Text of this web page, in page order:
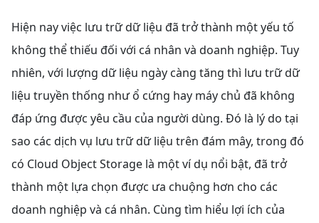
Hiện nay việc lưu trữ dữ liệu đã trở thành một yếu tố
không thể thiếu đối với cá nhân và doanh nghiệp. Tuy
nhiên, với lượng dữ liệu ngày càng tăng thì lưu trữ dữ
liệu truyền thống như ổ cứng hay máy chủ đã không
đáp ứng được yêu cầu của người dùng. Đó là lý do tại
sao các dịch vụ lưu trữ dữ liệu trên đám mây, trong đó
có Cloud Object Storage là một ví dụ nổi bật, đã trở
thành một lựa chọn được ưa chuộng hơn cho các
doanh nghiệp và cá nhân. Cùng tìm hiểu lợi ích của